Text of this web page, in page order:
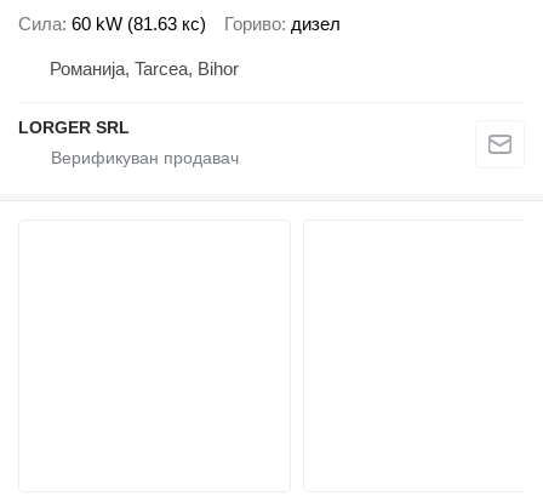
Сила 60 kW (81.63 кс) Гориво дизел
Романија, Tarcea, Bihor
LORGER SRL